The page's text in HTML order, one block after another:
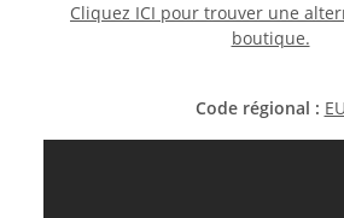
Cliquez ICI pour trouver une
boutique.
Code régional : EU